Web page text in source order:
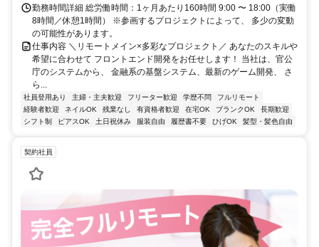
勤務時間詳細 総労働時間：1ヶ月あたり160時間 9:00 〜 18:00（実働
8時間／休憩1時間） ※参画するプロジェクトによって、 多少の変動
の可能性があります。
仕事内容 ＼リモートメイン×多彩なプロジェクト／ あなたのスキルや
希望に合わせて フロントエンド開発をお任せします！ 当社は、官公
庁のシステムから、 金融系の基盤システム、最新のゲーム開発、 さ
ら...
社員登用あり 主婦・主夫歓迎 フリーター歓迎 学歴不問
フルリモート
経験者歓迎
ネイルOK 残業なし 有資格者歓迎 在宅OK ブランクOK
長期歓迎
シフト制
ピアスOK 土日祝休み 服装自由 履歴書不要 ひげOK 髪型・髪色自由
契約社員